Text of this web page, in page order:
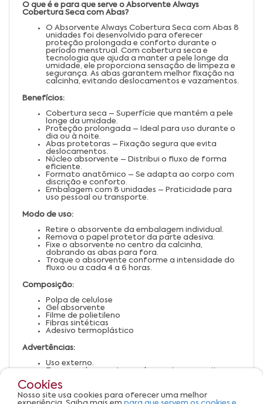
O que é e para que serve o Absorvente Always
Cobertura Seca com Abas?
O Absorvente Always Cobertura Seca com Abas 8
unidades foi desenvolvido para oferecer
proteção prolongada e conforto durante o
período menstrual. Com cobertura seca e
tecnologia que ajuda a manter a pele longe da
umidade, ele proporciona sensação de limpeza e
segurança. As abas garantem melhor fixação na
calcinha, evitando deslocamentos e vazamentos.
Benefícios:
Cobertura seca – Superfície que mantém a pele
longe da umidade.
Proteção prolongada – Ideal para uso durante o
dia ou à noite.
Abas protetoras – Fixação segura que evita
deslocamentos.
Núcleo absorvente – Distribui o fluxo de forma
eficiente.
Formato anatômico – Se adapta ao corpo com
discrição e conforto.
Embalagem com 8 unidades – Praticidade para
uso pessoal ou transporte.
Modo de uso:
Retire o absorvente da embalagem individual.
Remova o papel protetor da parte adesiva.
Fixe o absorvente no centro da calcinha,
dobrando as abas para fora.
Troque o absorvente conforme a intensidade do
fluxo ou a cada 4 a 6 horas.
Composição:
Polpa de celulose
Gel absorvente
Filme de polietileno
Fibras sintéticas
Adesivo termoplástico
Advertências:
Uso externo.
Trocar o absorvente regularmente para evitar
odores e desconfortos.
Em caso de irritação, suspenda o uso e procure
orientação médica.
Conservar em local seco e arejado.
Cookies
Nosso site usa cookies para oferecer uma melhor